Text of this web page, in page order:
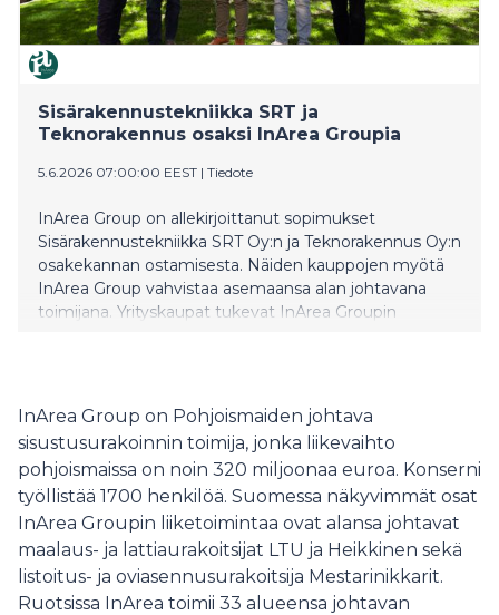
Sisärakennustekniikka SRT ja
Teknorakennus osaksi InArea Groupia
5.6.2026 07:00:00 EEST | Tiedote
InArea Group on allekirjoittanut sopimukset
Sisärakennustekniikka SRT Oy:n ja Teknorakennus Oy:n
osakekannan ostamisesta. Näiden kauppojen myötä
InArea Group vahvistaa asemaansa alan johtavana
toimijana. Yrityskaupat tukevat InArea Groupin
InArea Group on Pohjoismaiden johtava
sisustusurakoinnin toimija, jonka liikevaihto
pohjoismaissa on noin 320 miljoonaa euroa. Konserni
työllistää 1700 henkilöä. Suomessa näkyvimmät osat
InArea Groupin liiketoimintaa ovat alansa johtavat
maalaus- ja lattiaurakoitsijat LTU ja Heikkinen sekä
listoitus- ja oviasennusurakoitsija Mestarinikkarit.
Ruotsissa InArea toimii 33 alueensa johtavan